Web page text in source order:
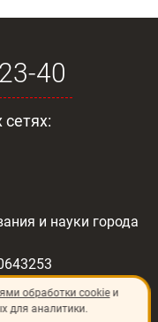
40
и науки города
обработки cookieи
для аналитики.